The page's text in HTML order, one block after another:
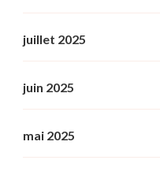
juillet 2025
juin 2025
mai 2025